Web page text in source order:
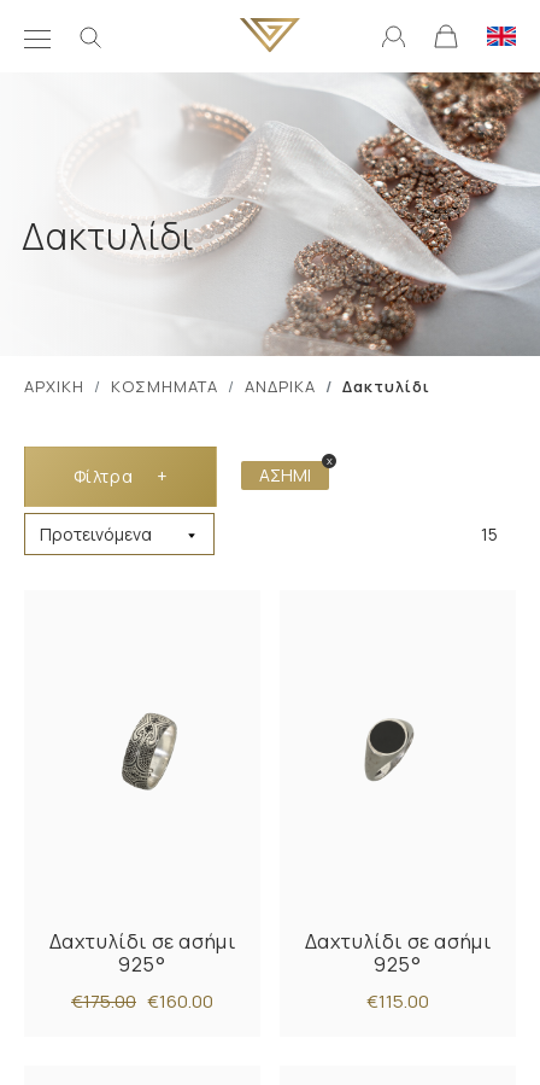
Δακτυλίδι
ΑΡΧΙΚΗ ΚΟΣΜΗΜΑΤΑ ΑΝΔΡΙΚΑ Δακτυλίδι
Φίλτρα + ΑΣΗΜΙ
x
15
Δαχτυλίδι σε ασήμι
925°
€175.00 €160.00
Δαχτυλίδι σε ασήμι
925°
€115.00